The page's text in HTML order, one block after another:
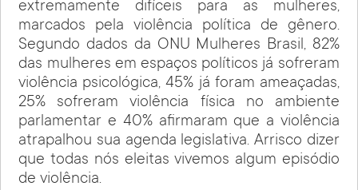
extremamente difíceis para as mulheres,
marcados pela violência política de gênero.
Segundo dados da ONU Mulheres Brasil, 82%
das mulheres em espaços políticos já sofreram
violência psicológica, 45% já foram ameaçadas,
25% sofreram violência física no ambiente
parlamentar e 40% afirmaram que a violência
atrapalhou sua agenda legislativa. Arrisco dizer
que todas nós eleitas vivemos algum episódio
de violência.